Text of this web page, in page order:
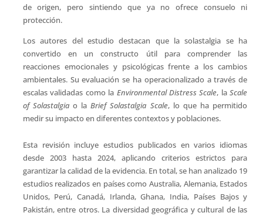
de origen, pero sintiendo que ya no ofrece consuelo ni
protección.
Los autores del estudio destacan que la solastalgia se ha
convertido en un constructo útil para comprender las
reacciones emocionales y psicológicas frente a los cambios
ambientales. Su evaluación se ha operacionalizado a través de
escalas validadas como la Environmental Distress Scale, laScale
of Solastalgiao laBrief Solastalgia Scale, lo que ha permitido
medir su impacto en diferentes contextos y poblaciones.
Esta revisión incluye estudios publicados en varios idiomas
desde 2003 hasta 2024, aplicando criterios estrictos para
garantizar la calidad de la evidencia. En total, se han analizado 19
estudios realizados en países como Australia, Alemania, Estados
Unidos, Perú, Canadá, Irlanda, Ghana, India, Países Bajos y
Pakistán, entre otros. La diversidad geográfica y cultural de las